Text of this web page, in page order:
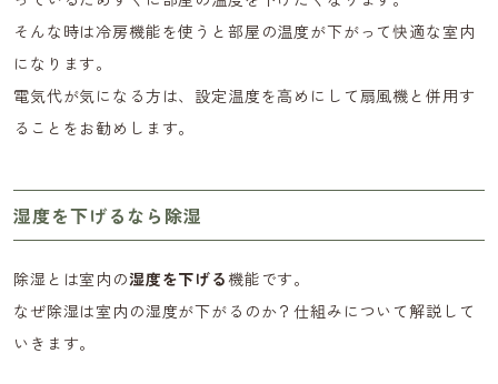
そんな時は冷房機能を使うと部屋の温度が下がって快適な室内
になります。
電気代が気になる方は、設定温度を高めにして扇風機と併用す
ることをお勧めします。
湿度を下げるなら除湿
除湿とは室内の湿度を下げる機能です。
なぜ除湿は室内の湿度が下がるのか？仕組みについて解説して
いきます。